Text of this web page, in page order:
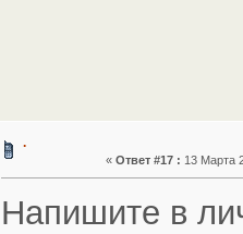
.
« Ответ #17 : 13 Марта
Напишите в